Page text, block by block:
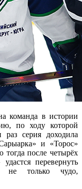
команда в истории
по ходу которой
серия доходила
и «Торос»
после четырёх
перевернуть
не только чудо,